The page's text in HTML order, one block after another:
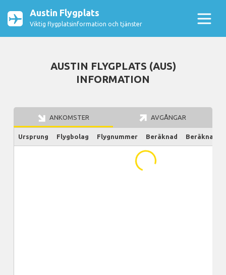
Austin Flygplats
Viktig flygplatsinformation och tjänster
AUSTIN FLYGPLATS (AUS)
INFORMATION
ANKOMSTER AVGÅNGAR
Ursprung Flygbolag Flygnummer Beräknad Beräknad/
...